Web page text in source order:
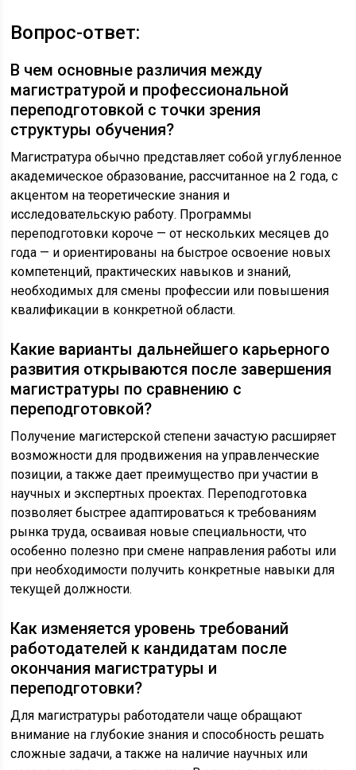
Вопрос-ответ:
В чем основные различия между
магистратурой и профессиональной
переподготовкой с точки зрения
структуры обучения?
Магистратура обычно представляет собой углубленное
академическое образование, рассчитанное на 2 года, с
акцентом на теоретические знания и
исследовательскую работу. Программы
переподготовки короче — от нескольких месяцев до
года — и ориентированы на быстрое освоение новых
компетенций, практических навыков и знаний,
необходимых для смены профессии или повышения
квалификации в конкретной области.
Какие варианты дальнейшего карьерного
развития открываются после завершения
магистратуры по сравнению с
переподготовкой?
Получение магистерской степени зачастую расширяет
возможности для продвижения на управленческие
позиции, а также дает преимущество при участии в
научных и экспертных проектах. Переподготовка
позволяет быстрее адаптироваться к требованиям
рынка труда, осваивая новые специальности, что
особенно полезно при смене направления работы или
при необходимости получить конкретные навыки для
текущей должности.
Как изменяется уровень требований
работодателей к кандидатам после
окончания магистратуры и
переподготовки?
Для магистратуры работодатели чаще обращают
внимание на глубокие знания и способность решать
сложные задачи, а также на наличие научных или